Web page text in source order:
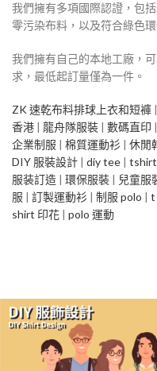
我們擁有多項國際認證，包
零污染布料，以及符合綠色
我們擁有自己的本地工廠，
求，最低起訂量僅為一件。
ZK 速乾布料排球上衣和短褲 |
香港 | 龍舟隊服裝 | 數碼直印 |
企業制服 | 棉質運動衫 | 休閒
DIY 服裝設計 | diy tee |
服装訂造 | 環保服裝 | 兒童服
服 | 訂製運動衫 | 制服 polo | t
shirt 印花 | polo 運動